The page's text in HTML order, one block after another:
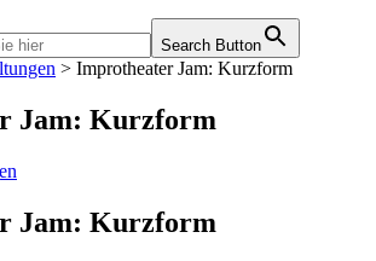
Search Button
> Improtheater Jam: Kurzform
Jam: Kurzform
Jam: Kurzform